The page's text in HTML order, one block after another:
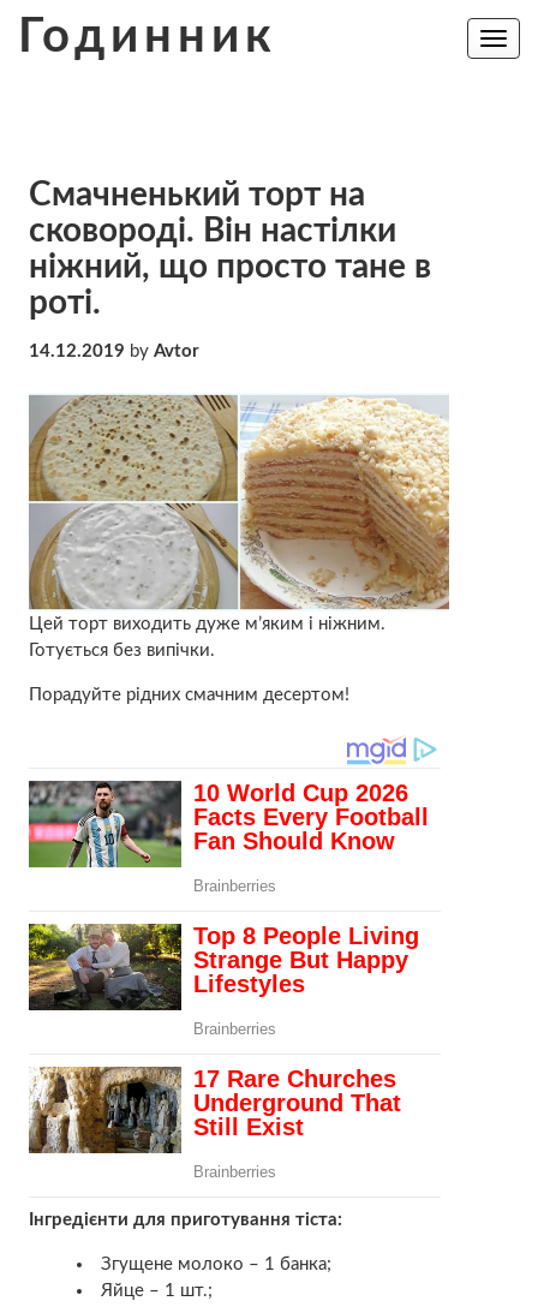
Годинник
Toggle
Смачненький торт на
сковороді. Він настілки
ніжний, що просто тане в
роті.
14.12.2019 by Avtor
Цей торт виходить дуже м’яким і ніжним.
Готується без випічки.
Порадуйте рідних смачним десертом!
Інгредієнти для приготування тіста:
Згущене молоко – 1 банка;
Яйце – 1 шт.;